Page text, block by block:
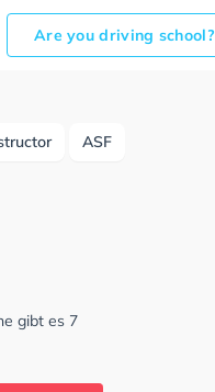
Are you driving school?
ASF
gibt es 7